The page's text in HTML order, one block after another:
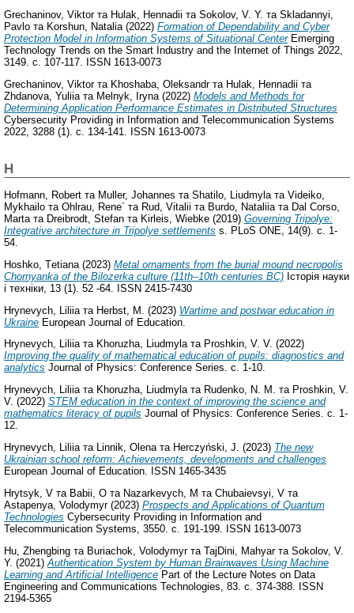
Grechaninov, Viktorта Hulak, Hennadii та Sokolov, V. Y. та Skladannyi,
Pavlo та Korshun, Natalia(2022) Formation of Dependability and Cyber
Protection Model in Information Systems of Situational CenterEmerging
Technology Trends on the Smart Industry and the Internet of Things 2022,
3149. с. 107-117. ISSN 1613-0073
Grechaninov, Viktorта Khoshaba, Oleksandrта Hulak, Hennadii та
Zhdanova, Yuliiaта Melnyk, Iryna(2022) Models and Methods for
Determining Application Performance Estimates in Distributed Structures
Cybersecurity Providing in Information and Telecommunication Systems
2022, 3288 (1). с. 134-141. ISSN 1613-0073
H
Hofmann, Robert та Muller, Johannes та Shatilo, Liudmyla та Videiko,
Mykhailo та Ohlrau, Rene´ та Rud, Vitalii та Burdo, Nataliia та Dal Corso,
Marta та Dreibrodt, Stefan та Kirleis, Wiebke (2019) Governing Tripolye:
Integrative architecture in Tripolye settlements s. PLoS ONE, 14(9). с. 1-
54.
Hoshko, Тetiana (2023) Metal ornaments from the burial mound necropolis
Chornyanka of the Bilozerka culture (11th–10th centuries BC) Історія науки
і техніки, 13 (1). 52 -64. ISSN 2415-7430
Hrynevych, Liliia та Herbst, M. (2023) Wartime and postwar education in
Ukraine European Journal of Education.
Hrynevych, Liliiaта Khoruzha, Liudmylaта Proshkin, V. V. (2022)
Improving the quality of mathematical education of pupils: diagnostics and
analytics Journal of Physics: Conference Series. с. 1-10.
Hrynevych, Liliiaта Khoruzha, Liudmylaта Rudenko, N. M. та Proshkin, V.
V. (2022) STEM education in the context of improving the science and
mathematics literacy of pupils Journal of Physics: Conference Series. с. 1-
12.
Hrynevych, Liliia та Linnik, Olena та Herczyński, J. (2023) The new
Ukrainian school reform: Achievements, developments and challenges
European Journal of Education. ISSN 1465-3435
Hrytsyk, V та Babii, O та Nazarkevych, M та Chubaievsyi, V та
Astapenya, Volodymyr(2023) Prospects and Applications of Quantum
Technologies Cybersecurity Providing in Information and
Telecommunication Systems, 3550. с. 191-199. ISSN 1613-0073
Hu, Zhengbing та Buriachok, Volodymyrта TajDini, Mahyarта Sokolov, V.
Y. (2021) Authentication System by Human Brainwaves Using Machine
Learning and Artificial Intelligence Part of the Lecture Notes on Data
Engineering and Communications Technologies, 83. с. 374-388. ISSN
2194-5365